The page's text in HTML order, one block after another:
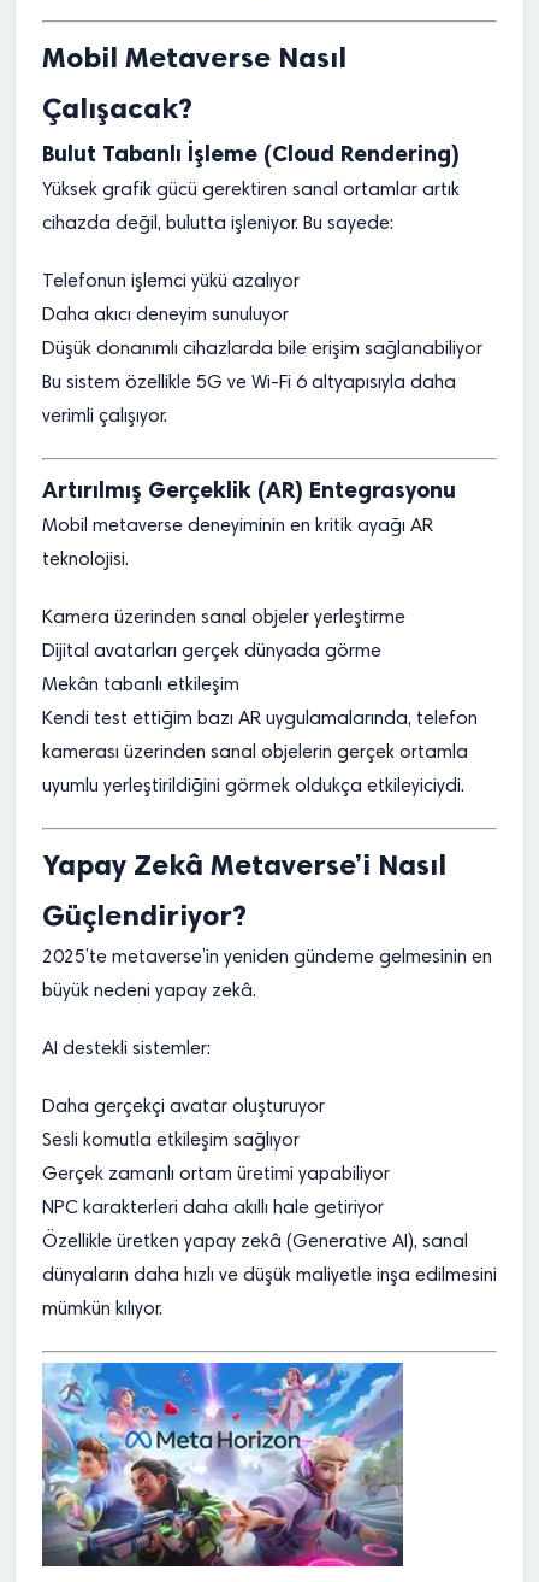
Mobil Metaverse Nasıl
Çalışacak?
Bulut Tabanlı İşleme (Cloud Rendering)
Yüksek grafik gücü gerektiren sanal ortamlar artık
cihazda değil, bulutta işleniyor. Bu sayede:
Telefonun işlemci yükü azalıyor
Daha akıcı deneyim sunuluyor
Düşük donanımlı cihazlarda bile erişim sağlanabiliyor
Bu sistem özellikle 5G ve Wi-Fi 6 altyapısıyla daha
verimli çalışıyor.
Artırılmış Gerçeklik (AR) Entegrasyonu
Mobil metaverse deneyiminin en kritik ayağı AR
teknolojisi.
Kamera üzerinden sanal objeler yerleştirme
Dijital avatarları gerçek dünyada görme
Mekân tabanlı etkileşim
Kendi test ettiğim bazı AR uygulamalarında, telefon
kamerası üzerinden sanal objelerin gerçek ortamla
uyumlu yerleştirildiğini görmek oldukça etkileyiciydi.
Yapay Zekâ Metaverse’i Nasıl
Güçlendiriyor?
2025’te metaverse’in yeniden gündeme gelmesinin en
büyük nedeni yapay zekâ.
AI destekli sistemler:
Daha gerçekçi avatar oluşturuyor
Sesli komutla etkileşim sağlıyor
Gerçek zamanlı ortam üretimi yapabiliyor
NPC karakterleri daha akıllı hale getiriyor
Özellikle üretken yapay zekâ (Generative AI), sanal
dünyaların daha hızlı ve düşük maliyetle inşa edilmesini
mümkün kılıyor.